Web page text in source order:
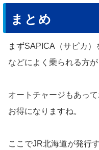
まとめ
まずSAPICA（サピカ
などによく乗られる方が
オートチャージもあっ
お得になりますね。
ここでJR北海道が発行